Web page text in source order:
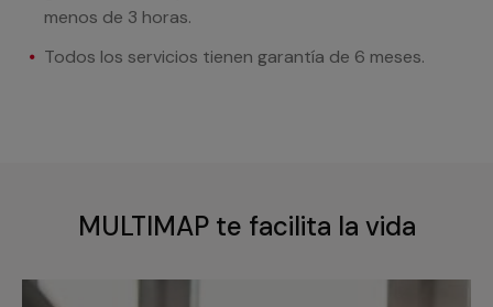
menos de 3 horas.
Todos los servicios tienen garantía de 6 meses.
MULTIMAP te facilita la vida